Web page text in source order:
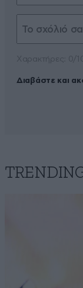
Διαβάστε και